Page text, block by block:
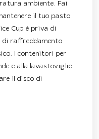
ambiente. Fai
il tuo pasto
Cup è priva di
di raffreddamento
I contenitori per
e alla lavastoviglie
il disco di